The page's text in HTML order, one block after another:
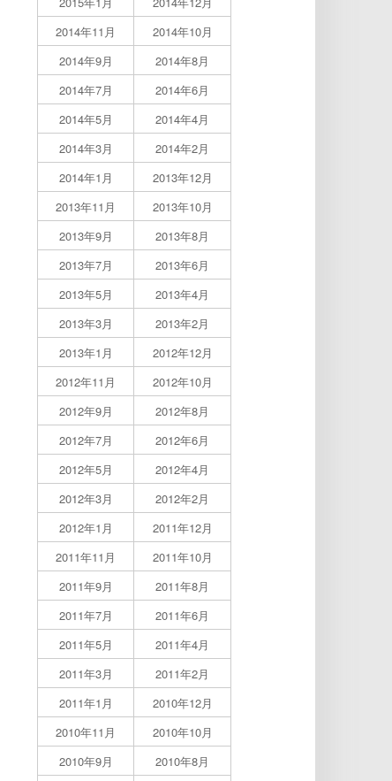
2014年11月
2014年10月
2014年9月
2014年8月
2014年7月
2014年6月
2014年5月
2014年4月
2014年3月
2014年2月
2014年1月
2013年12月
2013年11月
2013年10月
2013年9月
2013年8月
2013年7月
2013年6月
2013年5月
2013年4月
2013年3月
2013年2月
2013年1月
2012年12月
2012年11月
2012年10月
2012年9月
2012年8月
2012年7月
2012年6月
2012年5月
2012年4月
2012年3月
2012年2月
2012年1月
2011年12月
2011年11月
2011年10月
2011年9月
2011年8月
2011年7月
2011年6月
2011年5月
2011年4月
2011年3月
2011年2月
2011年1月
2010年12月
2010年11月
2010年10月
2010年9月
2010年8月